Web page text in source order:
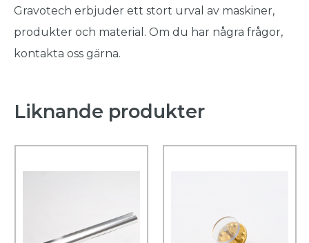
Gravotech erbjuder ett stort urval av maskiner,
produkter och material. Om du har några frågor,
kontakta oss gärna.
Liknande produkter